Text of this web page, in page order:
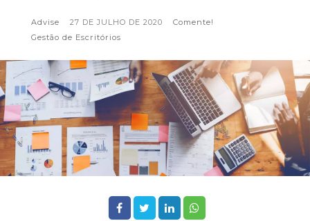
Advise 27 DE JULHO DE 2020
Comente!
Gestão de Escritórios